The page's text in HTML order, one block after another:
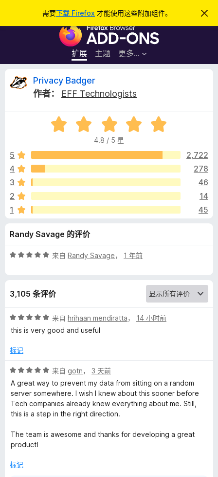
需要下载 Firefox 才能使用这些附加组件。
忽
此
F
r
e
x
览
器
附
加
件
扩展 主题 更多…
登录
P
v
a
c
y
B
d
g
r
的
评
价
Privacy Badger
作者：
EFF Technologists
评
分
.
/
4.8 / 5 星
5
2,722
4
278
3
46
2
14
1
45
Randy Savage 的评价
评
5
来自 Randy Savage， 1 年前
3,105 条评价
评
分
/
来自 hrihaan mendiratta， 14 小时前
this is very good and useful
标记
评
分
5
/
5
来自 gotn， 3 天前
A great way to prevent my data from sitting on a random
server somewhere. I wish I knew about this sooner before
Tech companies already knew everything about me. Still,
this is a step in the right direction.
The team is awesome and thanks for developing a great
product!
标记